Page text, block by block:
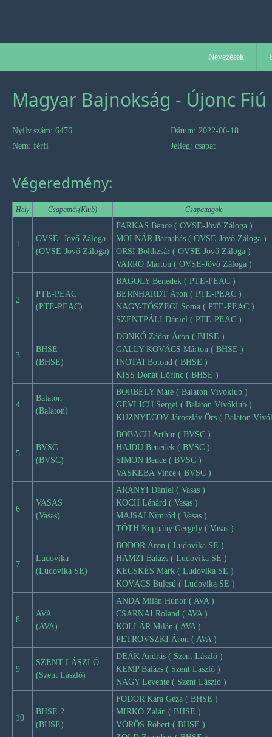
Nevezések
Magyar Bajnokság - Újonc
Nyilv.szám: 6476 Dátum: 2022-06-18
Nem: férfi
Jelleg: csapat
Végeredmény:
Hely Csapatnév(Klub) Csapattagok
1
OVSE- Jövő Záloga
(OVSE-Jövő Záloga)
FARKAS Bence ( OVSE-Jövő Záloga )
MOLNÁR Barnabás ( OVSE-Jövő Záloga )
ÖRSI Boldizsár ( OVSE-Jövő Záloga )
VARRÓ Márton ( OVSE-Jövő Záloga )
2
PTE-PEAC
(PTE-PEAC)
BAGOLY Benedek ( PTE-PEAC )
BERNHARDT Áron ( PTE-PEAC )
NAGY-TÓSZEGI Soma ( PTE-PEAC )
SZENTPÁLI Dániel ( PTE-PEAC )
3
BHSE
(BHSE)
DONKÓ Zádor Áron ( BHSE )
GALLY-KOVÁCS Márton ( BHSE )
INOTAI Botond ( BHSE )
KISS Donát Lőrinc ( BHSE )
4
Balaton
(Balaton)
BORBÉLY Máté ( Balaton Vívóklub )
GEVLICH Sergei ( Balaton Vívóklub )
KUZNYECOV Jároszláv Örs ( Balaton
5
BVSC
(BVSC)
BOBACH Arthur ( BVSC )
HAJDU Benedek ( BVSC )
SIMON Bence ( BVSC )
VASKEBA Vince ( BVSC )
6
VASAS
(Vasas)
ARÁNYI Dániel ( Vasas )
KOCH Lénárd ( Vasas )
MAJSAI Nimród ( Vasas )
TÓTH Koppány Gergely ( Vasas )
7
Ludovika
(Ludovika SE)
BODOR Áron ( Ludovika SE )
HAMZI Balázs ( Ludovika SE )
KECSKÉS Márk ( Ludovika SE )
KOVÁCS Bulcsú ( Ludovika SE )
8
AVA
(AVA)
ANDA Milán Hunor ( AVA )
CSARNAI Roland ( AVA )
KOLLÁR Milán ( AVA )
PETROVSZKI Áron ( AVA )
9
SZENT LÁSZLÓ
(Szent László)
DEÁK András ( Szent László )
KEMP Balázs ( Szent László )
NAGY Levente ( Szent László )
10
BHSE 2.
(BHSE)
FODOR Kara Géza ( BHSE )
MIRKÓ Zalán ( BHSE )
VÖRÖS Róbert ( BHSE )